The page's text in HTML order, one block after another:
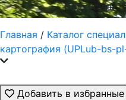
Поступить
Главная / Каталог
картография (UPLub-bs-
Добавить в избранные